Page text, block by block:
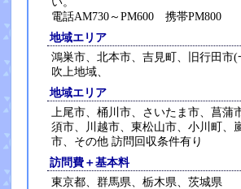
電話AM730～PM600 携帯PM800
地域エリア
鴻巣市、北本市、吉見町、旧行田市(
吹上地域、
地域エリア
上尾市、桶川市、さいたま市、菖蒲
須市、川越市、東松山市、小川町、
市、その他 訪問回収条件有り
訪問費＋基本料
東京都、群馬県、栃木県、茨城県